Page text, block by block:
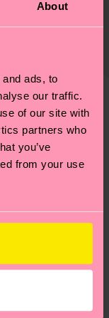
About
ads, to
our traffic.
of our site with
partners who
you’ve
from your use
1%
MEHR!
Tricks
.
Bestellung
bedenke,
handelt
Post in
unserem